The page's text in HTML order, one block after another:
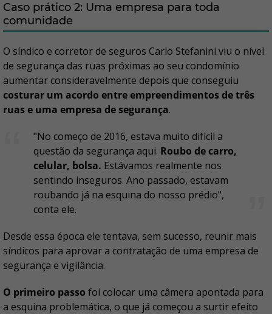
Caso prático 2: Uma empresa para toda
comunidade
O síndico e corretor de seguros Carlo Stefanini viu o nível
de segurança das ruas próximas ao seu condomínio
aumentar consideravelmente depois que conseguiu
costurar um acordo entre empreendimentos de três
ruas e uma empresa de segurança.
"No começo de 2016, estava muito difícil a
questão da segurança aqui. Roubo de carro,
celular, bolsa. Estávamos realmente nos
sentindo inseguros. Ano passado, estavam
roubando já na esquina do nosso prédio",
conta ele.
Desde essa época ele tentava, sem sucesso, reunir mais
síndicos para aprovar a contratação de uma empresa de
segurança e vigilância.
O primeiro passo foi colocar uma câmera apontada para
a esquina problemática, o que já começou a surtir efeito